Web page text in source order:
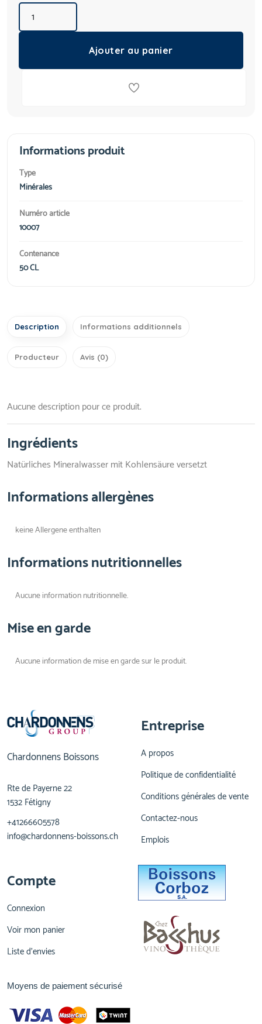
Ajouter au panier
Informations produit
Type
Minérales
Numéro article
10007
Contenance
50 CL
Description Informations additionnels
Producteur Avis (0)
Aucune description pour ce produit.
Ingrédients
Natürliches Mineralwasser mit Kohlensäure versetzt
Informations allergènes
keine Allergene enthalten
Informations nutritionnelles
Aucune information nutritionnelle.
Mise en garde
Aucune information de mise en garde sur le produit.
Chardonnens Boissons
Rte de Payerne 22
1532 Fétigny
+41266605578
info@chardonnens-boissons.ch
Entreprise
A propos
Politique de confidentialité
Conditions générales de vente
Contactez-nous
Emplois
Compte
Connexion
Voir mon panier
Liste d'envies
Moyens de paiement sécurisé